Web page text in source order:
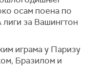
осам поена по
за Вашингтон
играма у Паризу
Бразилом и